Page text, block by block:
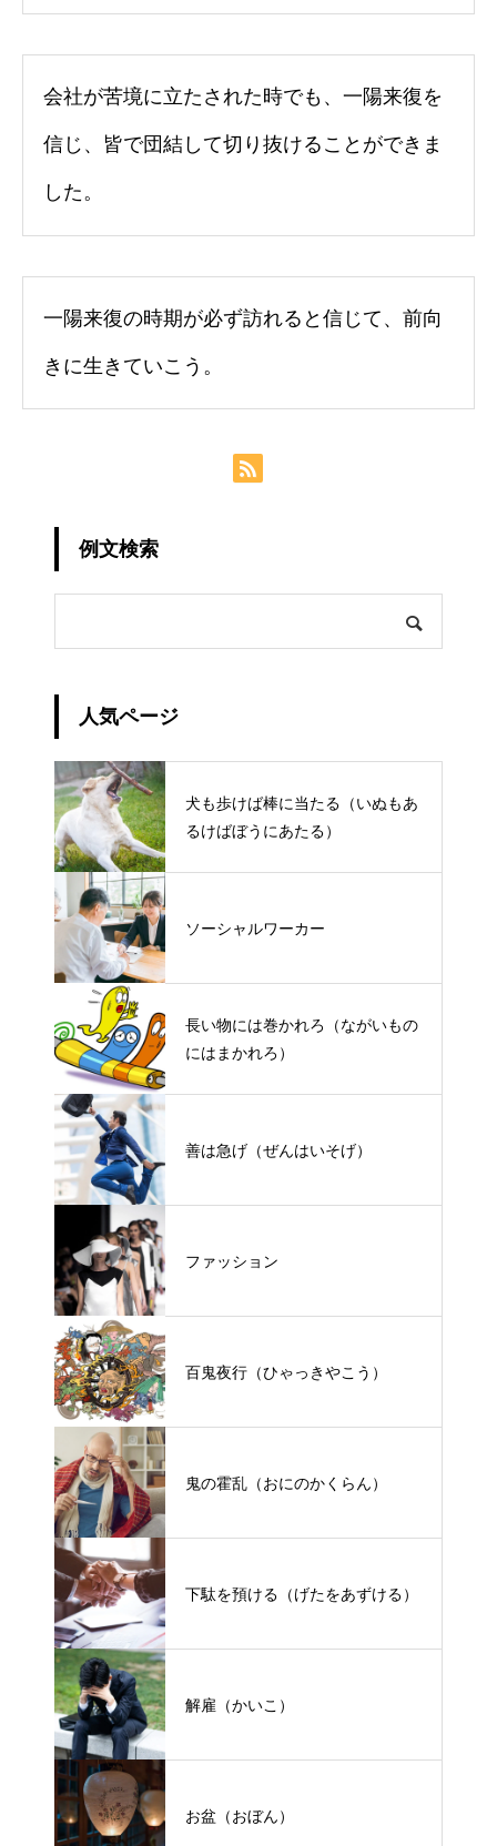
会社が苦境に立たされた時でも、一陽来復を
信じ、皆で団結して切り抜けることができま
した。
一陽来復の時期が必ず訪れると信じて、前向
きに生きていこう。
例文検索
人気ページ
犬も歩けば棒に当たる（いぬもあ
るけばぼうにあたる）
ソーシャルワーカー
長い物には巻かれろ（ながいもの
にはまかれろ）
善は急げ（ぜんはいそげ）
ファッション
百鬼夜行（ひゃっきやこう）
鬼の霍乱（おにのかくらん）
下駄を預ける（げたをあずける）
解雇（かいこ）
お盆（おぼん）